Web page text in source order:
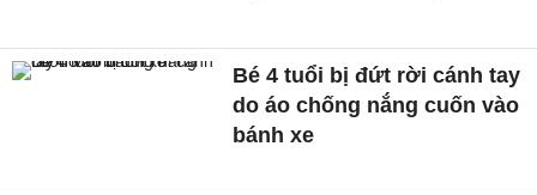
Bé 4 tuổi bị đứt rời cánh tay
do áo chống nắng cuốn vào
bánh xe